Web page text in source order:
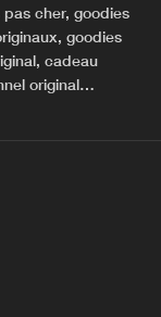
cher, goodies
goodies
cadeau
original…